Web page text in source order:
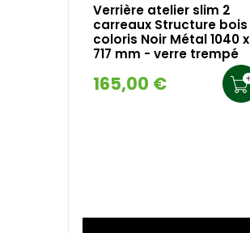
Verrière atelier slim 2
carreaux Structure bois
coloris Noir Métal 1040 x
717 mm - verre trempé
165,00 €